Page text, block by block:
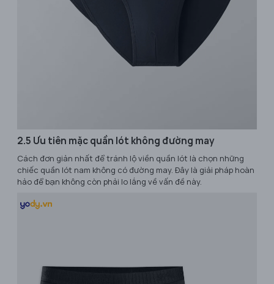
2.5 Ưu tiên mặc quần lót không đường may
Cách đơn giản nhất để tránh lộ viền quần lót là chọn những
chiếc quần lót nam không có đường may. Đây là giải pháp hoàn
hảo để bạn không còn phải lo lắng về vấn đề này.